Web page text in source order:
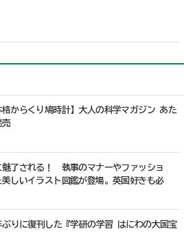
格からくり鳩時計】大人の科学マガジン あた
売
魅了される！ 執事のマナーやファッショ
しいイラスト図鑑が登場。英国好きも必
ぶりに復刊した『学研の学習 はにわの大国宝